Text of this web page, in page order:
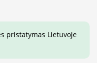
pristatymas Lietuvoje